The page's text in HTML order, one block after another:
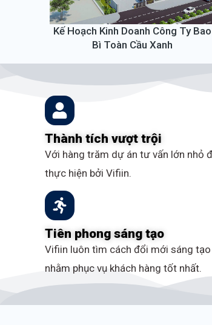
Tư vấn triển khai hệ thống quản lý
erp chuỗi nhà hàng
Thành tích vượt trội
Với hàng trăm dự án tư vấn lớn nhỏ
thực hiện bởi Vifiin.
Tiên phong sáng tạo
Vifiin luôn tìm cách đổi mới sáng tạo
nhằm phục vụ khách hàng tốt nhất.